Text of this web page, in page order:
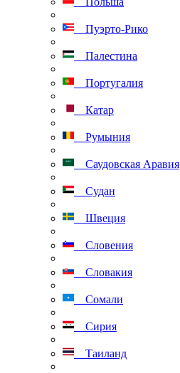
Пуэрто-Рико
Палестина
Португалия
Катар
Румыния
Саудовская Аравия
Судан
Швеция
Словения
Словакия
Сомали
Сирия
Таиланд